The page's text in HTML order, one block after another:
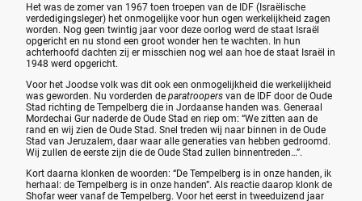
Het was de zomer van 1967 toen troepen van de IDF (Israëlische
verdedigingsleger) het onmogelijke voor hun ogen werkelijkheid zagen
worden. Nog geen twintig jaar voor deze oorlog werd de staat Israël
opgericht en nu stond een groot wonder hen te wachten. In hun
achterhoofd dachten zij er misschien nog wel aan hoe de staat Israël in
1948 werd opgericht.
Voor het Joodse volk was dit ook een onmogelijkheid die werkelijkheid
was geworden. Nu vorderden de paratroopers van de IDF door de Oude
Stad richting de Tempelberg die in Jordaanse handen was. Generaal
Mordechai Gur naderde de Oude Stad en riep om: “We zitten aan de
rand en wij zien de Oude Stad. Snel treden wij naar binnen in de Oude
Stad van Jeruzalem, daar waar alle generaties van hebben gedroomd.
Wij zullen de eerste zijn die de Oude Stad zullen binnentreden…”.
Kort daarna klonken de woorden: “De Tempelberg is in onze handen, ik
herhaal: de Tempelberg is in onze handen”. Als reactie daarop klonk de
Shofar weer vanaf de Tempelberg. Voor het eerst in tweeduizend jaar